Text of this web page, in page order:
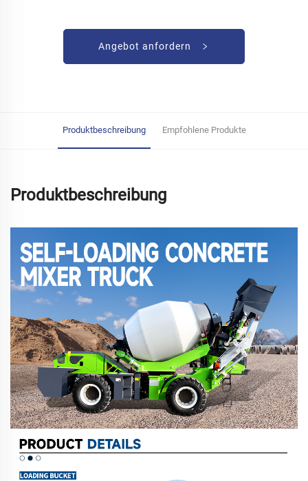
Angebot anfordern
Produktbeschreibung Empfohlene Produkte
Produktbeschreibung